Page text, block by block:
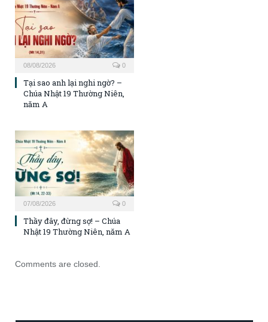
08/08/2026 0
Tại sao anh lại nghi ngờ? –
Chúa Nhật 19 Thường Niên,
năm A
07/08/2026 0
Thầy đây, đừng sợ! – Chúa
Nhật 19 Thường Niên, năm A
Comments are closed.